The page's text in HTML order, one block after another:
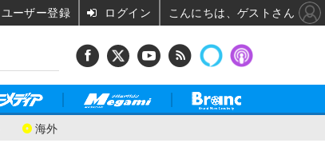
海外
ユーザー登録 ログイン こんにちは、ゲストさん